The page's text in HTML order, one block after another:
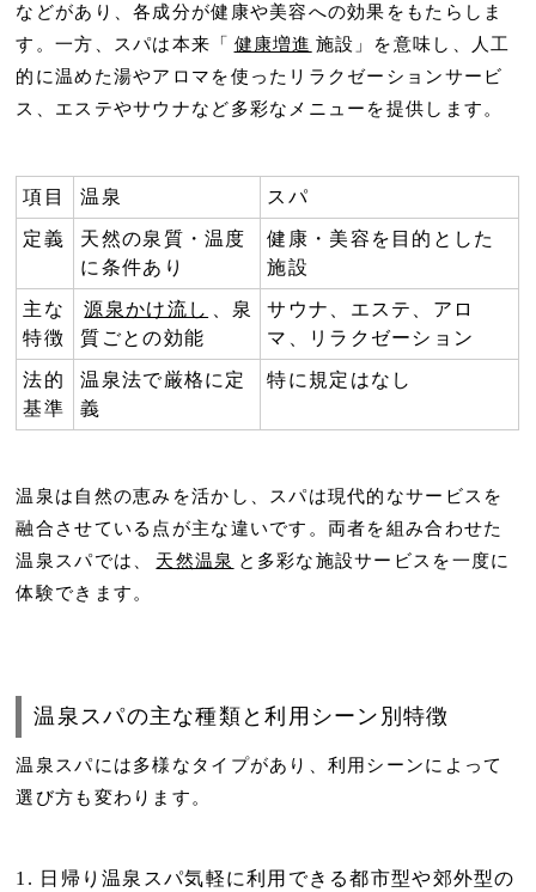
などがあり、各成分が健康や美容への効果をもたらしま
す。一方、スパは本来「 健康増進 施設」を意味し、人工
的に温めた湯やアロマを使ったリラクゼーションサービ
ス、エステやサウナなど多彩なメニューを提供します。
項目 温泉 スパ
定義
天然の泉質・温度
に条件あり
健康・美容を目的とした
施設
主な
特徴
源泉かけ流し
、泉
質ごとの効能
サウナ、エステ、アロ
マ、リラクゼーション
法的
基準
温泉法で厳格に定
義
特に規定はなし
温泉は自然の恵みを活かし、スパは現代的なサービスを
融合させている点が主な違いです。両者を組み合わせた
温泉スパでは、
天然温泉 と多彩な施設サービスを一度に
体験できます。
温泉スパの主な種類と利用シーン別特徴
温泉スパには多様なタイプがあり、利用シーンによって
選び方も変わります。
日帰り温泉スパ気軽に利用できる都市型や郊外型の